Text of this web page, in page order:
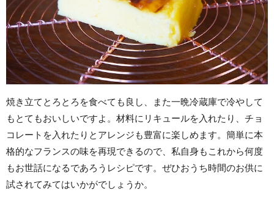
焼き立てとろとろを食べても良し、また一晩冷蔵庫で冷やして
もとてもおいしいですよ。材料にリキュールを入れたり、チョ
コレートを入れたりとアレンジも豊富に楽しめます。簡単に本
格的なフランスの味を再現できるので、私自身もこれから何度
もお世話になるであろうレシピです。ぜひおうち時間のお供に
試されてみてはいかがでしょうか。